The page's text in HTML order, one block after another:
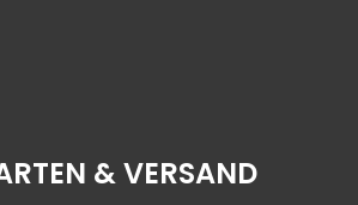
& VERSAND